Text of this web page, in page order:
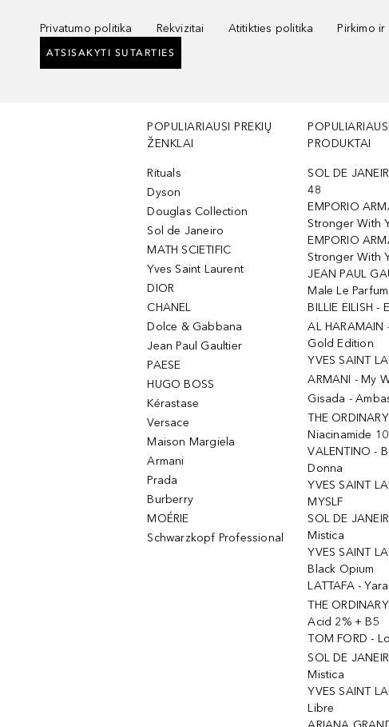
Privatumo politika Rekvizitai Atitikties politika Pirkimo
ATSISAKYTI SUTARTIES
POPULIARIAUSI PREKIŲ
ŽENKLAI
Rituals
Dyson
Douglas Collection
Sol de Janeiro
MATH SCIETIFIC
Yves Saint Laurent
DIOR
CHANEL
Dolce & Gabbana
Jean Paul Gaultier
PAESE
HUGO BOSS
Kérastase
Versace
Maison Margiela
Armani
Prada
Burberry
MOÉRIE
Schwarzkopf Professional
POPULIARIAUSI
PRODUKTAI
SOL DE
48
EMPORIO
Stronger With
EMPORIO
Stronger With
JEAN PAUL
Male Le Parfum
BILLIE EILISH -
AL
Gold Edition
YVES SAINT
ARMANI - My
Gisada -
THE
Niacinamide
VALENTINO -
Donna
YVES SAINT
MYSLF
SOL DE
Mistica
YVES SAINT
Black Opium
LATTAFA - Yara
THE
Acid 2% + B5
TOM FORD -
SOL DE
Mistica
YVES SAINT
Libre